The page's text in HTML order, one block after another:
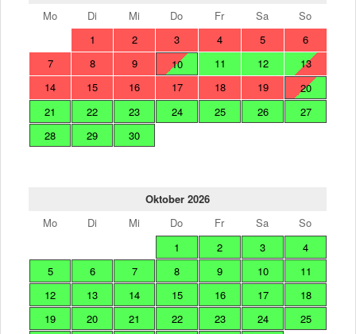
Mo
Di Mi Do Fr Sa
So
1
2 3 4 5
6
7
8 9 10 11 12
13
14
15 16 17 18 19
20
21
22 23 24 25 26
27
28
29 30
Oktober 2026
Mo
Di Mi Do Fr Sa
So
1
2 3
4
5
6 7 8 9 10
11
12
13 14 15 16 17
18
19
20 21 22 23 24
25